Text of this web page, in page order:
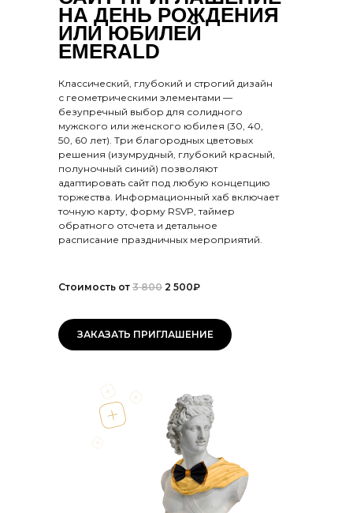
Классический, глубокий и строгий дизайн
с геометрическими элементами —
безупречный выбор для солидного
мужского или женского юбилея (30, 40,
50, 60 лет). Три благородных цветовых
решения (изумрудный, глубокий красный,
полуночный синий) позволяют
адаптировать сайт под любую концепцию
торжества. Информационный хаб включает
точную карту, форму RSVP, таймер
обратного отсчета и детальное
расписание праздничных мероприятий.
ЗАКАЗАТЬ ПРИГЛАШЕНИЕ
НА ДЕНЬ РОЖДЕНИЯ
ИЛИ ЮБИЛЕЙ
EMERALD
Стоимость от 3 800 2 500₽